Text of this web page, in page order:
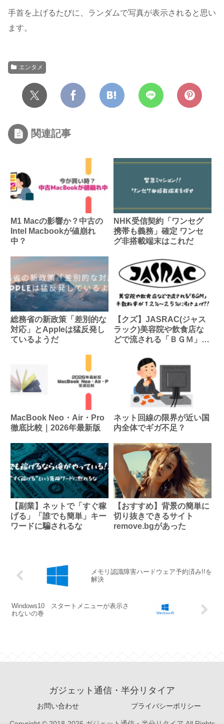
手首を上げるたびに、ランダムで写真が表示されると思い
ます。
エンタメ
関連記事
M1 Macの影響か？中古の
Intel Macbookが値崩れ
中？
NHK受信契約「ワンセグ
携帯も義務」確定 ワンセ
グ非搭載端末はこれだ
総務省の新政策「差別的な
対応」とAppleは猛反発し
ているようだ
【クズ】JASRAC(ジャス
ラック)美容院や飲食店な
どで流される「ＢＧＭ」の
MacBook Neo・Air・Pro
徹底比較｜2026年最新版
ネット回線の限界が近い国
内全体でギガ不足？
【副業】ネットで「すぐ稼
げる」「誰でも簡単」キー
ワードに騙されるな
【おすすめ】背景の簡単に
切り抜きできるサイト
remove.bgがあった
メモリ認識障害ハードウェア予約済み!!を
解決
Windows10 スタートメニューが表示さ
れないの巻
ガジェット通信・半分リタイア
お問い合わせ プライバシーポリシー